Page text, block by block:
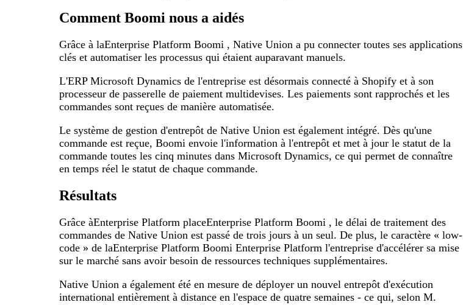
Comment Boomi nous a aidés
Grâce à laEnterprise Platform Boomi , Native Union a pu connecter toutes ses applications
clés et automatiser les processus qui étaient auparavant manuels.
L'ERP Microsoft Dynamics de l'entreprise est désormais connecté à Shopify et à son
processeur de passerelle de paiement multidevises. Les paiements sont rapprochés et les
commandes sont reçues de manière automatisée.
Le système de gestion d'entrepôt de Native Union est également intégré. Dès qu'une
commande est reçue, Boomi envoie l'information à l'entrepôt et met à jour le statut de la
commande toutes les cinq minutes dans Microsoft Dynamics, ce qui permet de connaître
en temps réel le statut de chaque commande.
Résultats
Grâce àEnterprise Platform placeEnterprise Platform Boomi , le délai de traitement des
commandes de Native Union est passé de trois jours à un seul. De plus, le caractère « low-
code » de laEnterprise Platform Boomi Enterprise Platform l'entreprise d'accélérer sa mise
sur le marché sans avoir besoin de ressources techniques supplémentaires.
Native Union a également été en mesure de déployer un nouvel entrepôt d'exécution
international entièrement à distance en l'espace de quatre semaines - ce qui, selon M.